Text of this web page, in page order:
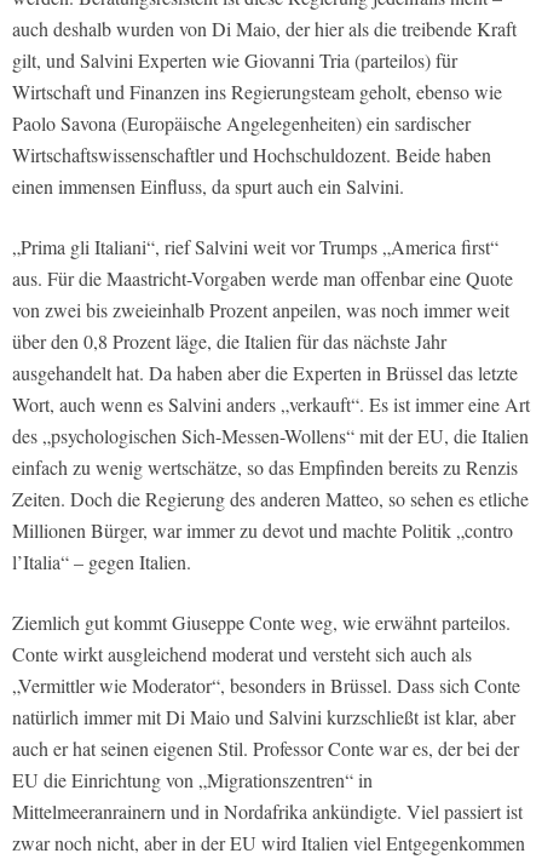
auch deshalb wurden von Di Maio, der hier als die treibende Kraft
gilt, und Salvini Experten wie Giovanni Tria (parteilos) für
Wirtschaft und Finanzen ins Regierungsteam geholt, ebenso wie
Paolo Savona (Europäische Angelegenheiten) ein sardischer
Wirtschaftswissenschaftler und Hochschuldozent. Beide haben
einen immensen Einfluss, da spurt auch ein Salvini.
„Prima gli Italiani“, rief Salvini weit vor Trumps „America first“
aus. Für die Maastricht-Vorgaben werde man offenbar eine Quote
von zwei bis zweieinhalb Prozent anpeilen, was noch immer weit
über den 0,8 Prozent läge, die Italien für das nächste Jahr
ausgehandelt hat. Da haben aber die Experten in Brüssel das letzte
Wort, auch wenn es Salvini anders „verkauft“. Es ist immer eine Art
des „psychologischen Sich-Messen-Wollens“ mit der EU, die Italien
einfach zu wenig wertschätze, so das Empfinden bereits zu Renzis
Zeiten. Doch die Regierung des anderen Matteo, so sehen es etliche
Millionen Bürger, war immer zu devot und machte Politik „contro
l’Italia“ – gegen Italien.
Ziemlich gut kommt Giuseppe Conte weg, wie erwähnt parteilos.
Conte wirkt ausgleichend moderat und versteht sich auch als
„Vermittler wie Moderator“, besonders in Brüssel. Dass sich Conte
natürlich immer mit Di Maio und Salvini kurzschließt ist klar, aber
auch er hat seinen eigenen Stil. Professor Conte war es, der bei der
EU die Einrichtung von „Migrationszentren“ in
Mittelmeeranrainern und in Nordafrika ankündigte. Viel passiert ist
zwar noch nicht, aber in der EU wird Italien viel Entgegenkommen